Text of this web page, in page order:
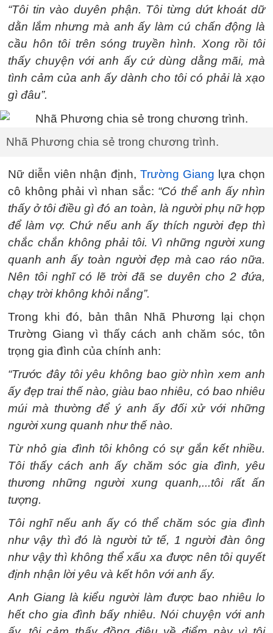
“Tôi tin vào duyên phận. Tôi từng dứt khoát dữ
dằn lắm nhưng mà anh ấy làm cú chấn động là
cầu hôn tôi trên sóng truyền hình. Xong rồi tôi
thấy chuyện với anh ấy cứ dùng dằng mãi, mà
tình cảm của anh ấy dành cho tôi có phải là xạo
gì đâu”.
Nhã Phương chia sẻ trong chương trình.
Nữ diễn viên nhận định, Trường Giang lựa chọn
cô không phải vì nhan sắc: “Có thể anh ấy nhìn
thấy ở tôi điều gì đó an toàn, là người phụ nữ hợp
để làm vợ. Chứ nếu anh ấy thích người đẹp thì
chắc chắn không phải tôi. Vì những người xung
quanh anh ấy toàn người đẹp mà cao ráo nữa.
Nên tôi nghĩ có lẽ trời đã se duyên cho 2 đứa,
chạy trời không khỏi nắng”.
Trong khi đó, bản thân Nhã Phương lại chọn
Trường Giang vì thấy cách anh chăm sóc, tôn
trọng gia đình của chính anh:
“Trước đây tôi yêu không bao giờ nhìn xem anh
ấy đẹp trai thế nào, giàu bao nhiêu, có bao nhiêu
múi mà thường để ý anh ấy đối xử với những
người xung quanh như thế nào.
Từ nhỏ gia đình tôi không có sự gắn kết nhiều.
Tôi thấy cách anh ấy chăm sóc gia đình, yêu
thương những người xung quanh,...tôi rất ấn
tượng.
Tôi nghĩ nếu anh ấy có thể chăm sóc gia đình
như vậy thì đó là người tử tế, 1 người đàn ông
như vậy thì không thể xấu xa được nên tôi quyết
định nhận lời yêu và kết hôn với anh ấy.
Anh Giang là kiểu người làm được bao nhiêu lo
hết cho gia đình bấy nhiêu. Nói chuyện với anh